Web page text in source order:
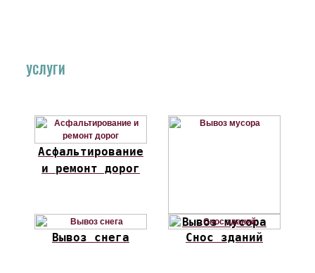
УСЛУГИ
Асфальтирование
и ремонт дорог
Вывоз мусора
Вывоз снега
Снос зданий